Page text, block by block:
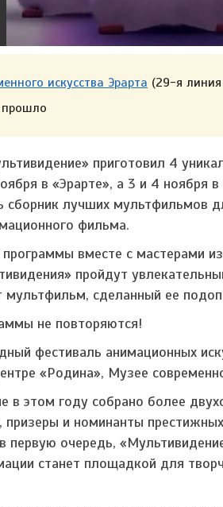
искусства Эрарта (29-я линия
приготовил 4
в «Эрарте», а 3 и 4
сборник лучших мультфильмов
фильма.
вместе с мастерами
пройдут
мультфильм, сделанный ее
не повторяются!
фестиваль анимационных
«Родина», Музее
в этом году собрано более
призеры и номинанты
первую очередь,
станет площадкой для